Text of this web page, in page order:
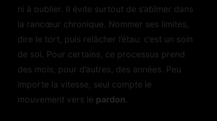
ni à oublier. Il évite surtout de s’abîmer dans
la rancœur chronique. Nommer ses limites,
dire le tort, puis relâcher l’étau: c’est un soin
de soi. Pour certains, ce processus prend
des mois; pour d’autres, des années. Peu
importe la vitesse, seul compte le
mouvement vers le pardon.